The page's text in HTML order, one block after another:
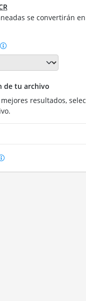
se convertirán
de tu archivo
resultados,